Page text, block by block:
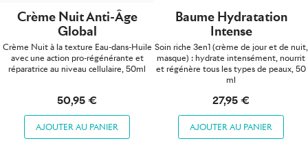
Crème Nuit Anti-Âge
Global
Crème Nuit à la texture Eau-dans-Huile
avec une action pro-régénérante et
réparatrice au niveau cellulaire, 50ml
50,95 €
AJOUTER AU PANIER
Baume Hydratation
Intense
Soin riche 3en1 (crème de jour et de nuit,
masque) : hydrate intensément, nourrit
et régénère tous les types de peaux, 50
ml
27,95 €
AJOUTER AU PANIER